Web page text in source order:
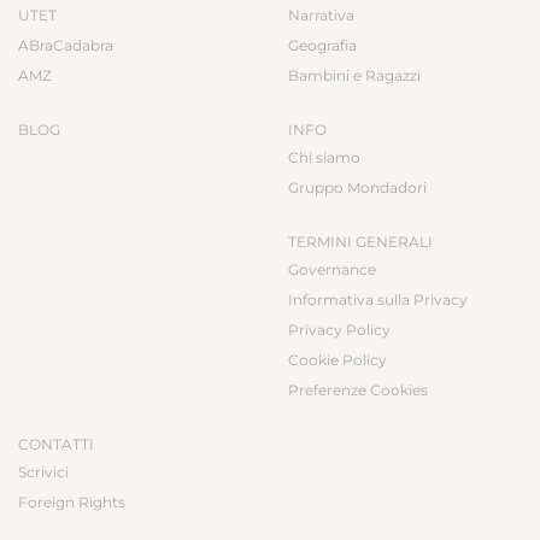
UTET
ABraCadabra
AMZ
BLOG
Narrativa
Geografia
Bambini e Ragazzi
INFO
Chi siamo
Gruppo Mondadori
TERMINI GENERALI
Governance
Informativa sulla Privacy
Privacy Policy
Cookie Policy
Preferenze Cookies
CONTATTI
Scrivici
Foreign Rights